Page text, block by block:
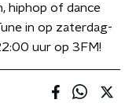
hiphop of dance
in op zaterdag-
uur op 3FM!